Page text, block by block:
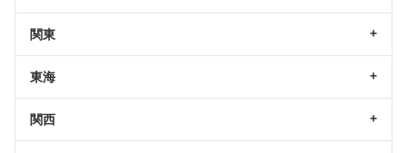
関東
東海
関西